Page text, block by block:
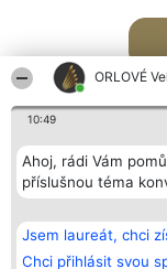
ORLOVÉ
10:49
Ahoj, rádi Vám
příslušnou téma
Jsem laureát, chci
Chci přihlásit svou
Bright Side Solutions sp. z o.
o. sp. k.
ul. Ruska 22